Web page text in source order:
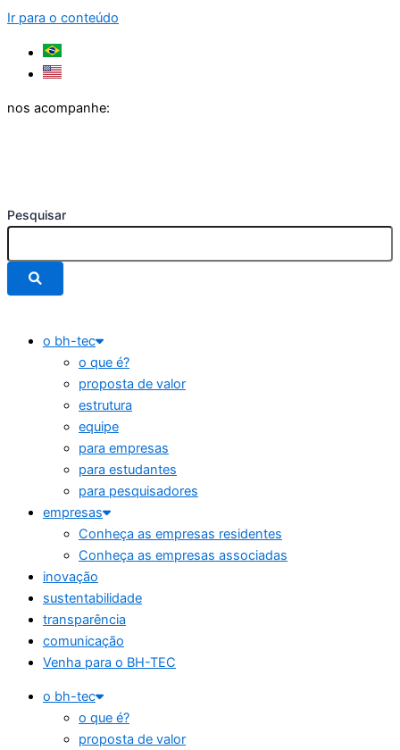
Ir para o conteúdo
nos acompanhe:
Pesquisar
o bh-tec
o que é?
proposta de valor
estrutura
equipe
para empresas
para estudantes
para pesquisadores
empresas
Conheça as empresas residentes
Conheça as empresas associadas
inovação
sustentabilidade
transparência
comunicação
Venha para o BH-TEC
o bh-tec
o que é?
proposta de valor